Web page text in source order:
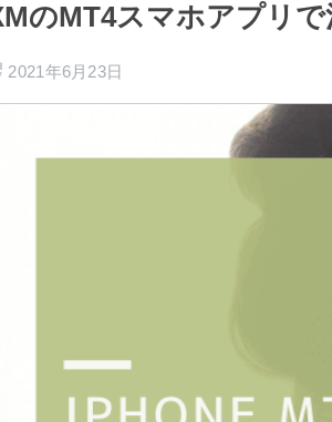
のMT4スマホアプリ
2021年6月23日